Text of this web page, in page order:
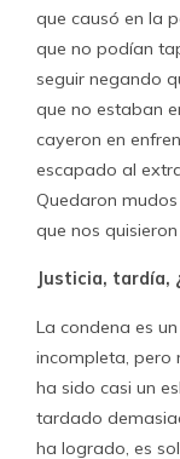
que causó en la
que no podían
seguir negando
que no estaban
cayeron en
escapado al
Quedaron
que nos
Justicia, tardía,
La condena es
incompleta, pero
ha sido casi un
tardado
ha logrado, es